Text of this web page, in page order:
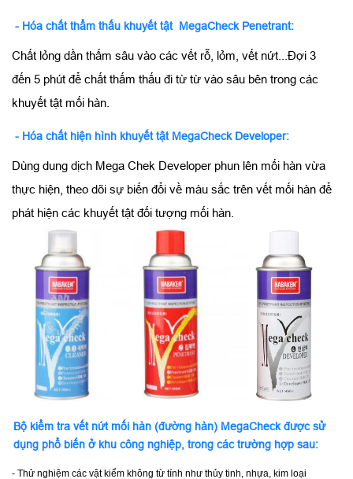
- Hóa chất thẩm thấu khuyết tật MegaCheck Penetrant:
Chất lỏng dần thấm sâu vào các vết rỗ, lỏm, vết nứt...Đợi 3
đến 5 phút để chất thấm thấu đi từ từ vào sâu bên trong các
khuyết tật mối hàn.
- Hóa chất hiện hình khuyết tật MegaCheck Developer:
Dùng dung dịch Mega Chek Developer phun lên mối hàn vừa
thực hiện, theo dõi sự biến đổi về màu sắc trên vết mối hàn để
phát hiện các khuyết tật đối tượng mối hàn.
Bộ kiểm tra vết nứt mối hàn (đường hàn) MegaCheck được sử
dụng phổ biến ở khu công nghiệp, trong các trường hợp sau:
- Thử nghiệm các vật kiểm không từ tính như thủy tinh, nhựa, kim loại